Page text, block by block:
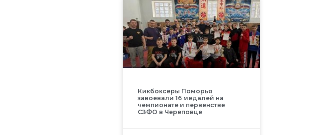
Кикбоксеры Поморья
завоевали 16 медалей на
чемпионате и первенстве
СЗФО в Череповце